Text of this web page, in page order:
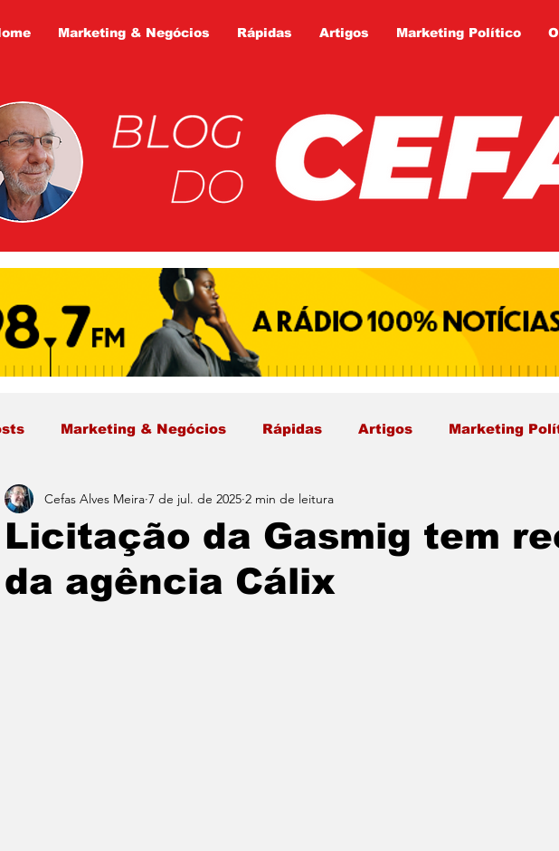
Marketing & Negócios Rápidas Artigos Marketing Político
Marketing & Negócios Rápidas Artigos Marketing
Licitação da Gasmig tem
da agência Cálix
Cefas Alves Meira 7 de jul. de 2025 2 min de leitura